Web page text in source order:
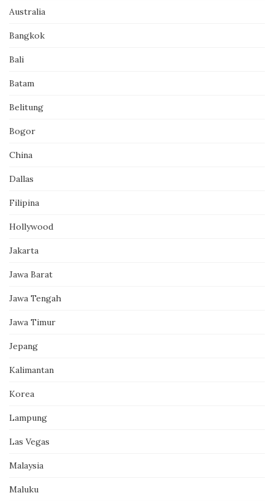
Australia
Bangkok
Bali
Batam
Belitung
Bogor
China
Dallas
Filipina
Hollywood
Jakarta
Jawa Barat
Jawa Tengah
Jawa Timur
Jepang
Kalimantan
Korea
Lampung
Las Vegas
Malaysia
Maluku